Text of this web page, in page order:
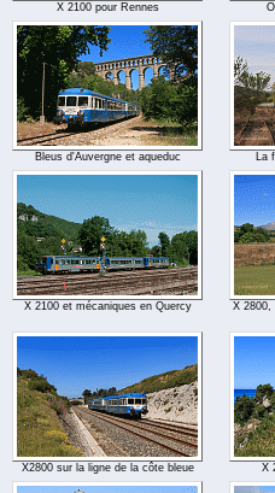
X 2100 pour Rennes
Bleus d'Auvergne et aqueduc La
X 2100 et mécaniques en Quercy X 2800,
X2800 sur la ligne de la côte bleue X